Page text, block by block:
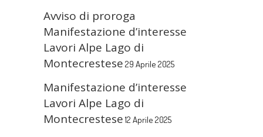
Avviso di proroga
Manifestazione d’interesse
Lavori Alpe Lago di
Montecrestese 29 Aprile 2025
Manifestazione d’interesse
Lavori Alpe Lago di
Montecrestese 12 Aprile 2025